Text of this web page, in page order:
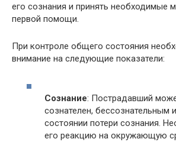
его сознания и принять необходимые
первой помощи.
При контроле общего состояния
внимание на следующие показатели:
Сознание: Пострадавший
сознателен, бессознательным
состоянии потери сознания.
его реакцию на окружающую